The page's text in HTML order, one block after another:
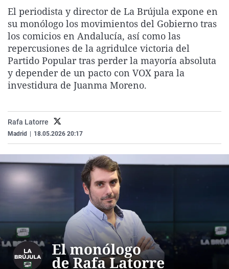
La rosa de los vientos
Gente viajera
Como el perro y el
Caso
Retornados
Equipo de
Operación Viuda
Extremadura
Galicia
La Rioja
Navarra
País Vasco
Virales
Televisión
Elecciones
El periodista y director de La Brújula expone en
su monólogo los movimientos del Gobierno tras
los comicios en Andalucía, así como las
repercusiones de la agridulce victoria del
Partido Popular tras perder la mayoría absoluta
y depender de un pacto con VOX para la
investidura de Juanma Moreno.
Rafa Latorre
Madrid 18.05.2026 20:17